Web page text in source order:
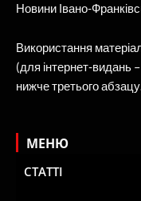
Новини Івано-
Використання
(для інтернет-видань
нижче третього
МЕНЮ
СТАТТІ